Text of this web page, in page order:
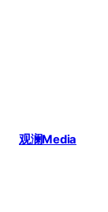
观澜Media